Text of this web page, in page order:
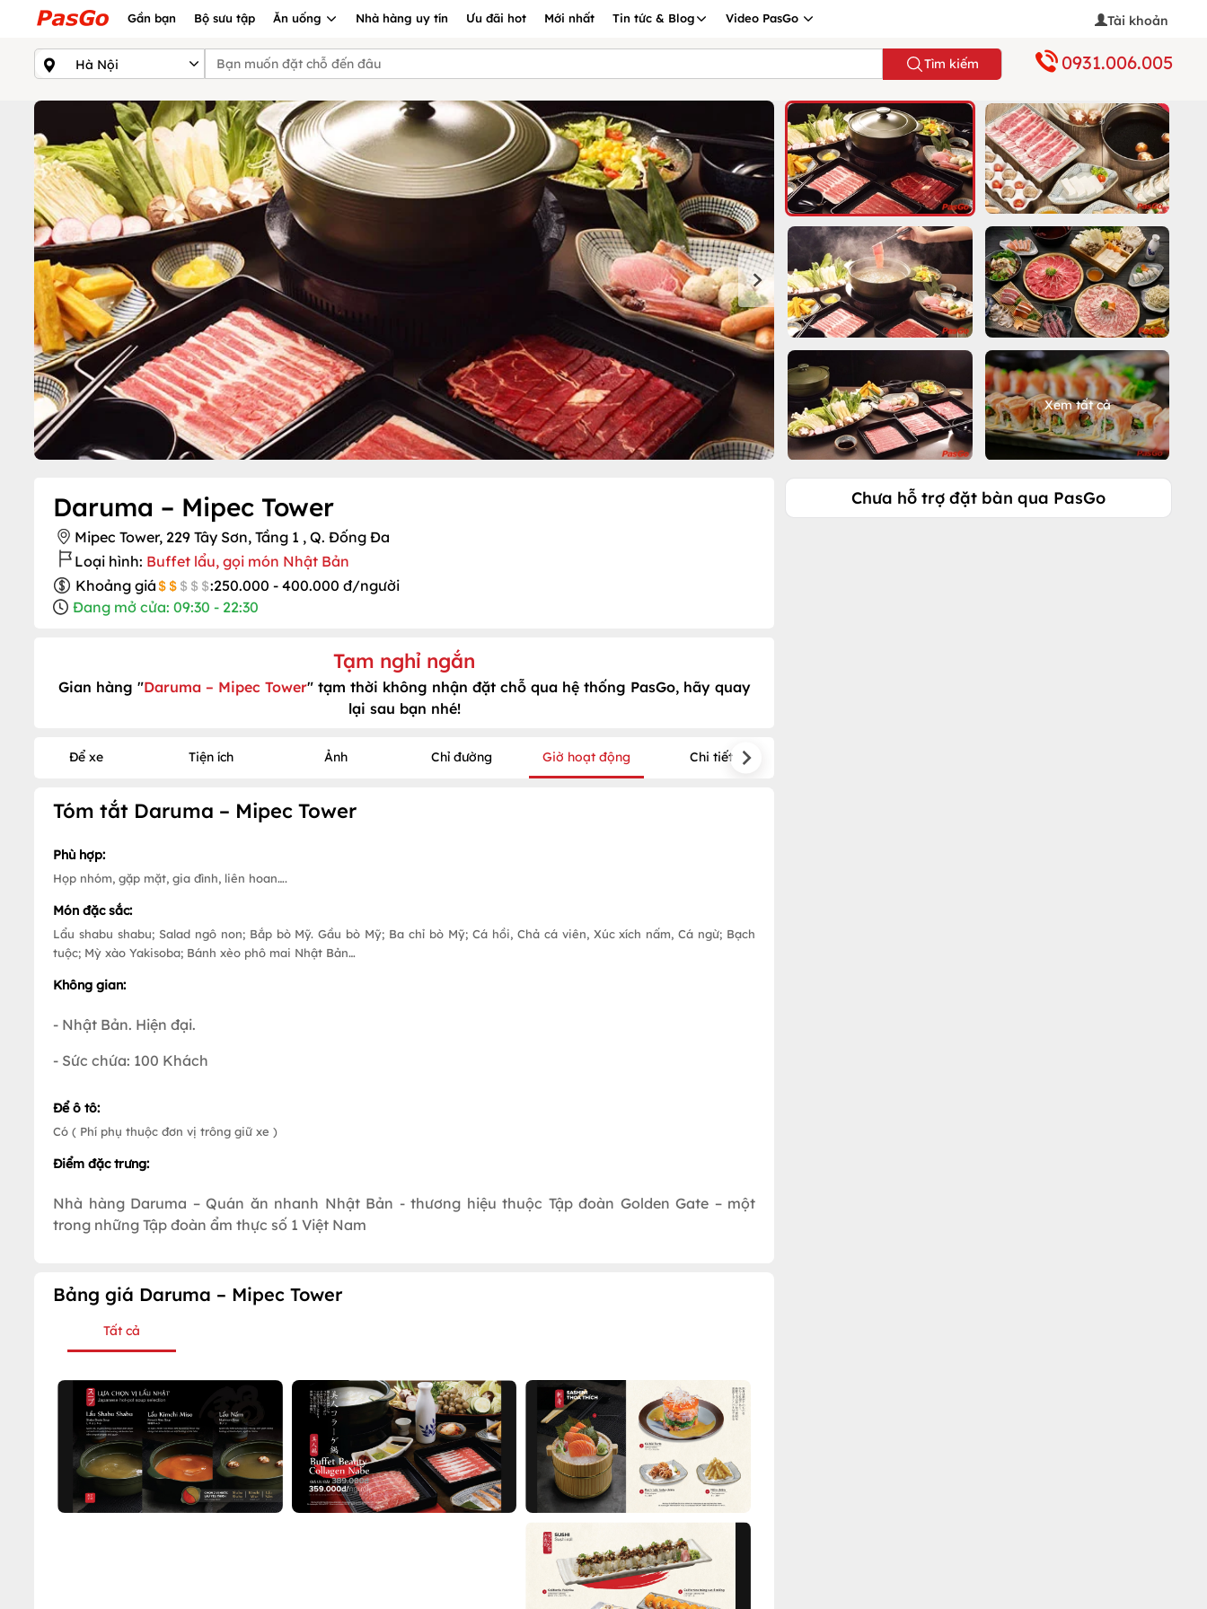
Gần bạn Bộ sưu tập Ăn uống Nhà hàng uy tín Ưu đãi hot Mới nhất Tin tức & Blog Video PasGo Tài khoản
Tìm kiếm 0931.006.005
Xem tất cả
Daruma – Mipec Tower
Mipec Tower, 229 Tây Sơn, Tầng 1 , Q. Đống Đa
Loại hình: Buffet lẩu, gọi món Nhật Bản
Khoảng giá
:250.000 - 400.000 đ/người
Đang mở cửa: 09:30 - 22:30
Tạm nghỉ ngắn
Gian hàng "Daruma – Mipec Tower" tạm thời không nhận đặt chỗ qua hệ thống PasGo, hãy quay
lại sau bạn nhé!
Để xe Tiện ích Ảnh Chỉ đường Giờ hoạt động Chi tiết
Tóm tắt Daruma – Mipec Tower
Phù hợp:
Họp nhóm, gặp mặt, gia đình, liên hoan….
Món đặc sắc:
Lẩu shabu shabu; Salad ngô non; Bắp bò Mỹ. Gầu bò Mỹ; Ba chỉ bò Mỹ; Cá hồi, Chả cá viên, Xúc xích nấm, Cá ngừ; Bạch
tuộc; Mỳ xào Yakisoba; Bánh xèo phô mai Nhật Bản…
Không gian:
- Nhật Bản. Hiện đại.
- Sức chứa: 100 Khách
Để ô tô:
Có ( Phí phụ thuộc đơn vị trông giữ xe )
Điểm đặc trưng:
Nhà hàng Daruma – Quán ăn nhanh Nhật Bản - thương hiệu thuộc Tập đoàn Golden Gate – một
trong những Tập đoàn ẩm thực số 1 Việt Nam
Bảng giá Daruma – Mipec Tower
Tất cả
Chưa hỗ trợ đặt bàn qua PasGo